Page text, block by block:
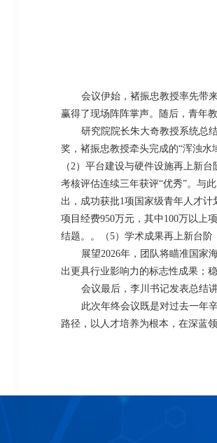
会议伊始，褚振忠教授率先带
赢得了现场阵阵掌声。随后，青年
研究院院长朱大奇教授系统总
奖，褚振忠教授牵头完成的“浑浊水
（2）平台建设与硬件设施再上新台
考核评估连续三年获评“优秀”。与
出，成功获批1项国家级青年人才计
项目经费950万元，其中 100万以上
结题。 。（5）学术成果再上新台阶
展望2026年，团队将瞄准国家
出更具行业影响力的标志性成果；
会议最后，李川书记发表总结
此次年终会议既是对过去一年
路径，以人才培养为根本，在深蓝